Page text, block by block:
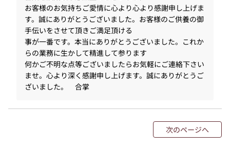
お客様のお気持ちご愛情に心より心より感謝申し上げま
す。誠にありがとうございました。お客様のご供養の御
手伝いをさせて頂きご満足頂ける
事が一番です。本当にありがとうございました。これか
らの業務に生かして精進して参ります
何かご不明な点等ございましたらお気軽にご連絡下さい
ませ。心より深く感謝申し上げます。誠にありがとうご
ざいました。 合掌
次のページへ